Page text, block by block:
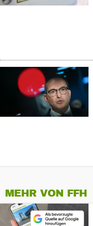
MEHR VON FFH